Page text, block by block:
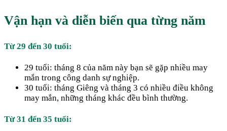
Vận hạn và diễn biến qua từng năm
Từ 29 đến 30 tuổi:
29 tuổi: tháng 8 của năm này bạn sẽ gặp nhiều may
mắn trong công danh sự nghiệp.
30 tuổi: tháng Giêng và tháng 3 có nhiều điều không
may mắn, những tháng khác đều bình thường.
Từ 31 đến 35 tuổi: